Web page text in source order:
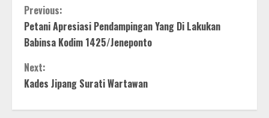
C
o
n
t
Previous:
Petani Apresiasi Pendampingan Yang Di Lakukan
Babinsa Kodim 1425/Jeneponto
Next:
Kades Jipang Surati Wartawan